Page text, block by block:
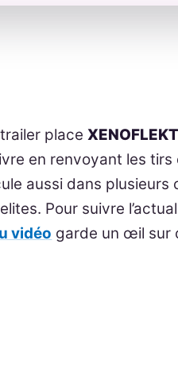
trailer placeXENOFLEKT
en renvoyant les
aussi dans
Pour suivre
vidéo garde un œil sur